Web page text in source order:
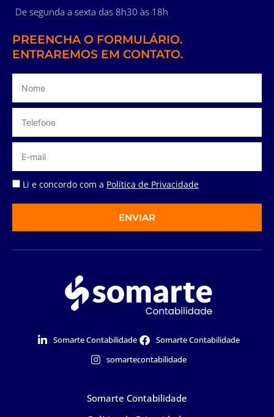
De segunda a sexta das 8h30 às 18h
PREENCHA O FORMULÁRIO.
ENTRAREMOS EM CONTATO.
Li e concordo com a Política de Privacidade
ENVIAR
Somarte Contabilidade
Somarte Contabilidade
somartecontabilidade
Somarte Contabilidade